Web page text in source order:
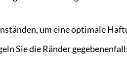
um eine optimale
Sie die Ränder